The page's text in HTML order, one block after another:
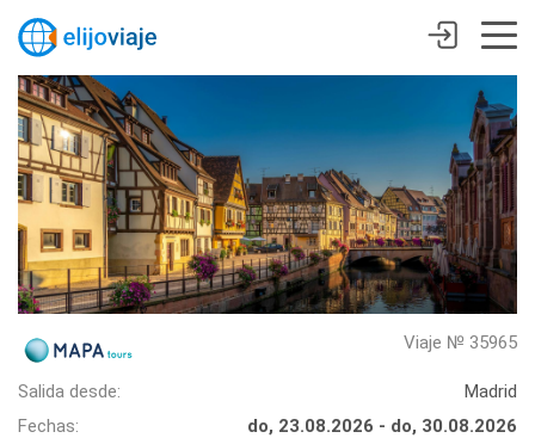
Viaje № 35965
Salida desde:
Madrid
Fechas:
do, 23.08.2026 - do, 30.08.2026